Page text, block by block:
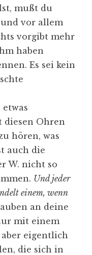
mußt du
vor allem
vorgibt mehr
haben
Es sei kein
Ohren
hören, was
auch die
W. nicht so
Und jeder
einem, wenn
an deine
mit einem
eigentlich
die sich in